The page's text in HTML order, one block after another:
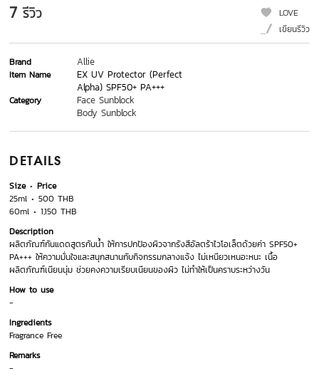
7 รีวิว
LOVE
เขียนรีวิว
Brand Allie
Item Name
EX UV Protector (Perfect
Alpha) SPF50+ PA+++
Category
Face Sunblock
Body Sunblock
DETAILS
Size
Price
25ml
500 THB
60ml
1,150 THB
Description
ผลิตภัณฑ์กันแดดสูตรกันน้ำ ให้การปกป้องผิวจากรังสีอัลตร้าไวโอเล็ตด้วยค่า SPF50+
PA+++ ให้ความมั่นใจและสนุกสนานกับกิจกรรมกลางแจ้ง ไม่เหนียวเหนอะหนะ เนื้อ
ผลิตภัณฑ์เนียนนุ่ม ช่วยคงความเรียบเนียนของผิว ไม่ทำให้เป็นคราบระหว่างวัน
How to use
-
Ingredients
Fragrance Free
Remarks
-